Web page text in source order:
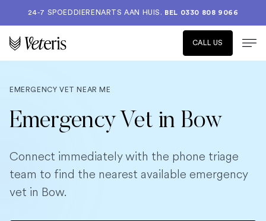
24-7 SPOEDDIERENARTS AAN HUIS. BEL 0330 808 9066
CALL US
EMERGENCY VET NEAR ME
Emergency Vet in Bow
Connect immediately with the phone triage
team to find the nearest available emergency
vet in Bow.